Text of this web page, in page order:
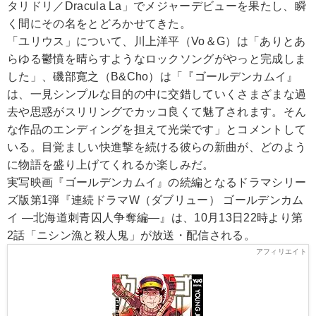
タリドリ／Dracula La」でメジャーデビューを果たし、瞬
く間にその名をとどろかせてきた。
「ユリウス」について、川上洋平（Vo＆G）は「ありとあ
らゆる鬱憤を晴らすようなロックソングがやっと完成しま
した」、磯部寛之（B&Cho）は「『ゴールデンカムイ』
は、一見シンプルな目的の中に交錯していくさまざまな過
去や思惑がスリリングでカッコ良くて魅了されます。そん
な作品のエンディングを担えて光栄です」とコメントして
いる。目覚ましい快進撃を続ける彼らの新曲が、どのよう
に物語を盛り上げてくれるか楽しみだ。
実写映画『ゴールデンカムイ』の続編となるドラマシリー
ズ版第1弾『連続ドラマW（ダブリュー） ゴールデンカム
イ ―北海道刺青囚人争奪編―』は、10月13日22時より第
2話「ニシン漁と殺人鬼」が放送・配信される。